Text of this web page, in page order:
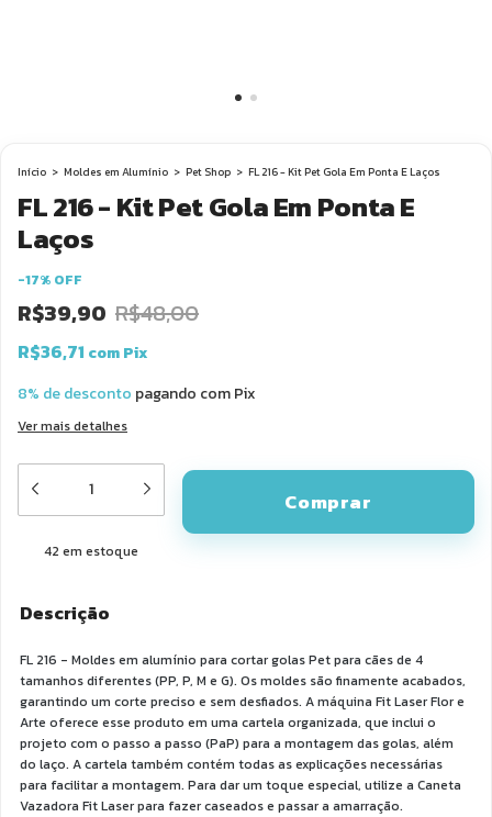
Início > Moldes em Alumínio > Pet Shop > FL 216 - Kit Pet Gola Em Ponta E Laços
FL 216 - Kit Pet Gola Em Ponta E
Laços
-17% OFF
R$39,90 R$48,00
R$36,71 comPix
8% de desconto pagando com Pix
Ver mais detalhes
42 em estoque
Descrição
FL 216 - Moldes em alumínio para cortar golas Pet para cães de 4
tamanhos diferentes (PP, P, M e G). Os moldes são finamente acabados,
garantindo um corte preciso e sem desfiados. A máquina Fit Laser Flor e
Arte oferece esse produto em uma cartela organizada, que inclui o
projeto com o passo a passo (PaP) para a montagem das golas, além
do laço. A cartela também contém todas as explicações necessárias
para facilitar a montagem. Para dar um toque especial, utilize a Caneta
Vazadora Fit Laser para fazer caseados e passar a amarração.